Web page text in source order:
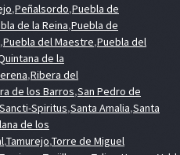
,Peñalsordo,Puebla de
de la Reina,Puebla de
,Puebla del Maestre,Puebla del
de la
,Ribera del
de los Barros,San Pedro de
Sancti-Spiritus,Santa Amalia,Santa
de los
,Tamurejo,Torre de Miguel